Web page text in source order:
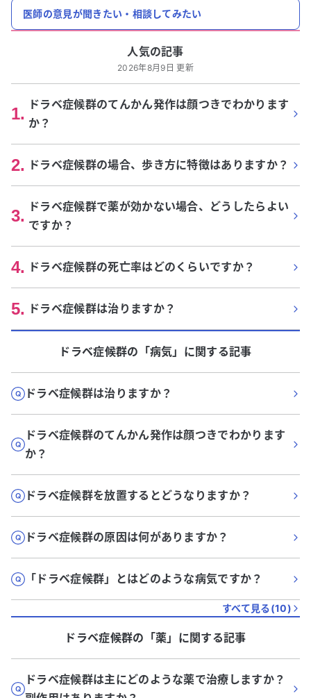
医師の意見が聞きたい・相談してみたい
人気の記事
2026年8月9日 更新
1. ドラベ症候群のてんかん発作は顔つきでわかります
か？
2. ドラベ症候群の場合、歩き方に特徴はありますか？
3. ドラベ症候群で薬が効かない場合、どうしたらよい
ですか？
4. ドラベ症候群の死亡率はどのくらいですか？
5. ドラベ症候群は治りますか？
ドラベ症候群の「病気」に関する記事
ドラベ症候群は治りますか？
ドラベ症候群のてんかん発作は顔つきでわかります
か？
ドラベ症候群を放置するとどうなりますか？
ドラベ症候群の原因は何がありますか？
「ドラベ症候群」とはどのような病気ですか？
すべて見る(10)
ドラベ症候群の「薬」に関する記事
ドラベ症候群は主にどのような薬で治療しますか？